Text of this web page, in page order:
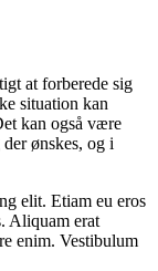
at forberede sig
situation kan
kan også være
ønskes, og i
elit. Etiam eu eros
Aliquam erat
enim. Vestibulum